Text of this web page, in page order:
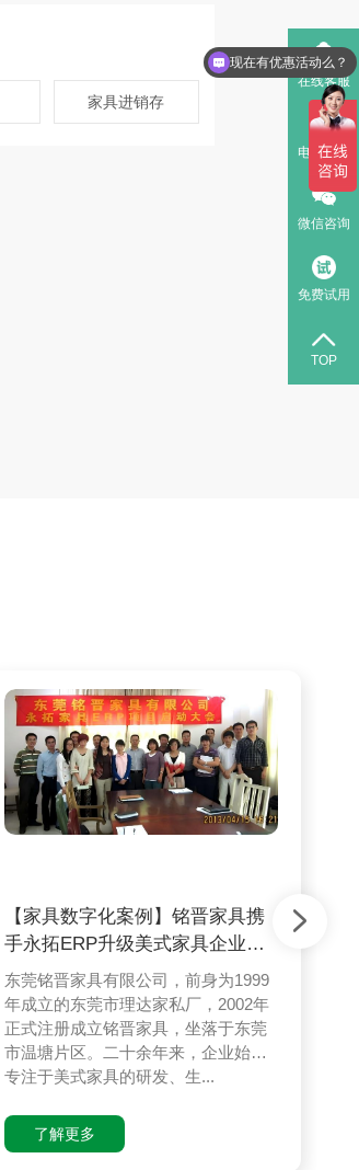
家具进销存
【家具数字化案例】铭晋家具携
手永拓ERP升级美式家具企业数
字化之路
东莞铭晋家具有限公司，前身为1999
年成立的东莞市理达家私厂，2002年
正式注册成立铭晋家具，坐落于东莞
市温塘片区。二十余年来，企业始终
专注于美式家具的研发、生...
了解更多
在线客服
电话咨询
微信咨询
免费试用
TOP
现在有优惠活动么？